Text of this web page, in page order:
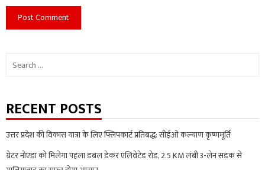
Search
RECENT POSTS
उत्तर प्रदेश की विकास यात्रा के लिए फ्लिपकार्ट प्रतिबद्ध: सीईओ कल्याण कृष्णमूर्ति
ग्रेटर नोएडा को मिलेगा पहला डबल डेकर एलिवेटेड रोड, 2.5 KM लंबी 3-लेन सड़क से